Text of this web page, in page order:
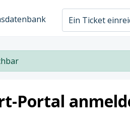
Ein Ticket
Portal